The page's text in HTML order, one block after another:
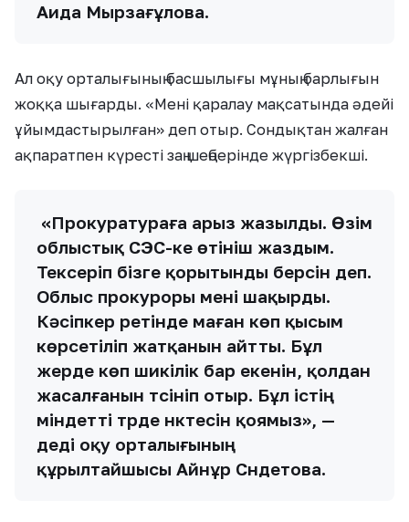
Аида Мырзағұлова.
Ал оқу орталығының басшылығы мұның барлығын
жоққа шығарды. «Мені қаралау мақсатында әдейі
ұйымдастырылған» деп отыр. Сондықтан жалған
ақпаратпен күресті заң шеңберінде жүргізбекші.
«Прокуратураға арыз жазылды. Өзім
облыстық СЭС-ке өтініш жаздым.
Тексеріп бізге қорытынды берсін деп.
Облыс прокуроры мені шақырды.
Кәсіпкер ретінде маған көп қысым
көрсетіліп жатқанын айтты. Бұл
жерде көп шикілік бар екенін, қолдан
жасалғанын түсініп отыр. Бұл істің
міндетті түрде нүктесін қоямыз», —
деді оқу орталығының
құрылтайшысы Айнұр Сүндетова.